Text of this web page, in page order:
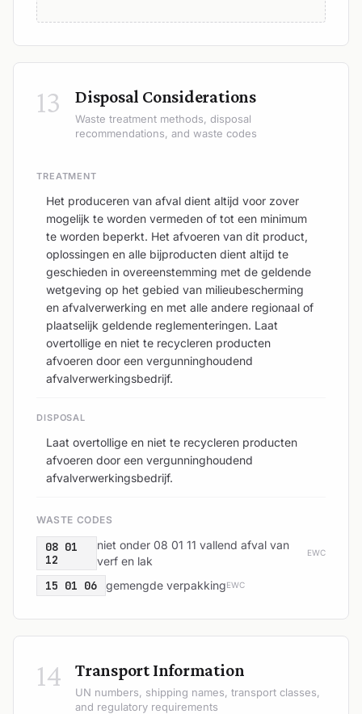
13 Disposal Considerations
Waste treatment methods, disposal
recommendations, and waste codes
TREATMENT
Het produceren van afval dient altijd voor zover
mogelijk te worden vermeden of tot een minimum
te worden beperkt. Het afvoeren van dit product,
oplossingen en alle bijproducten dient altijd te
geschieden in overeenstemming met de geldende
wetgeving op het gebied van milieubescherming
en afvalverwerking en met alle andere regionaal of
plaatselijk geldende reglementeringen. Laat
overtollige en niet te recycleren producten
afvoeren door een vergunninghoudend
afvalverwerkingsbedrijf.
DISPOSAL
Laat overtollige en niet te recycleren producten
afvoeren door een vergunninghoudend
afvalverwerkingsbedrijf.
WASTE CODES
08 01
12
niet onder 08 01 11 vallend afval van
verf en lak
EWC
15 01 06 gemengde verpakkingEWC
14 Transport Information
UN numbers, shipping names, transport classes,
and regulatory requirements